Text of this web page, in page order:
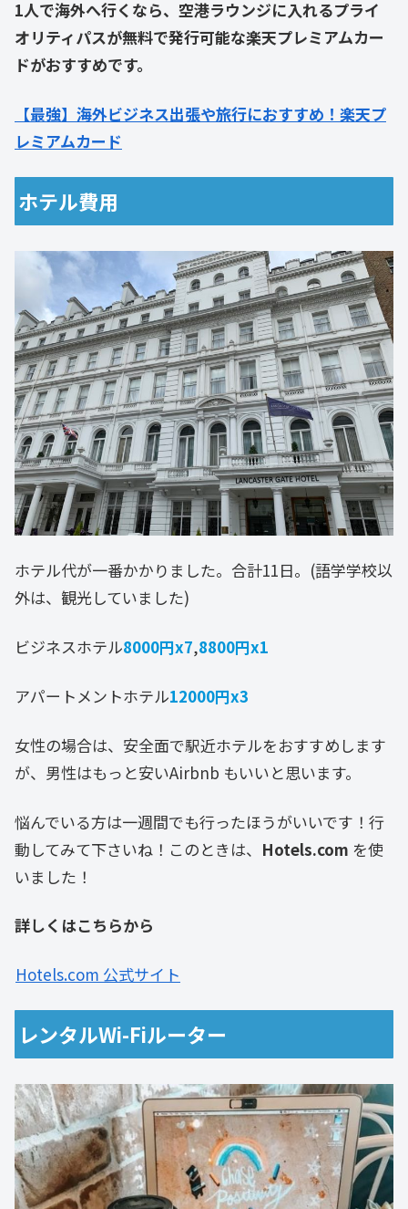
1人で海外へ行くなら、空港ラウンジに入れるプライ
オリティパスが無料で発行可能な楽天プレミアムカー
ドがおすすめです。
【最強】海外ビジネス出張や旅行におすすめ！楽天プ
レミアムカード
ホテル費用
ホテル代が一番かかりました。合計11日。(語学学校以
外は、観光していました)
ビジネスホテル8000円x7,8800円x1
アパートメントホテル12000円x3
女性の場合は、安全面で駅近ホテルをおすすめします
が、男性はもっと安いAirbnb もいいと思います。
悩んでいる方は一週間でも行ったほうがいいです！行
動してみて下さいね！このときは、 Hotels.com を使
いました！
詳しくはこちらから
Hotels.com 公式サイト
レンタルWi-Fiルーター